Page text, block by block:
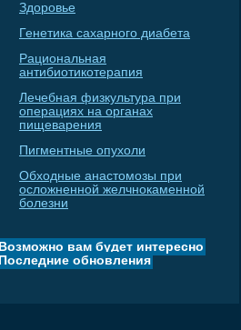
Здоровье
Генетика сахарного диабета
Рациональная
антибиотикотерапия
Лечебная физкультура при
операциях на органах
пищеварения
Пигментные опухоли
Обходные анастомозы при
осложненной желчнокаменной
болезни
Возможно вам будет интересно
Последние обновления